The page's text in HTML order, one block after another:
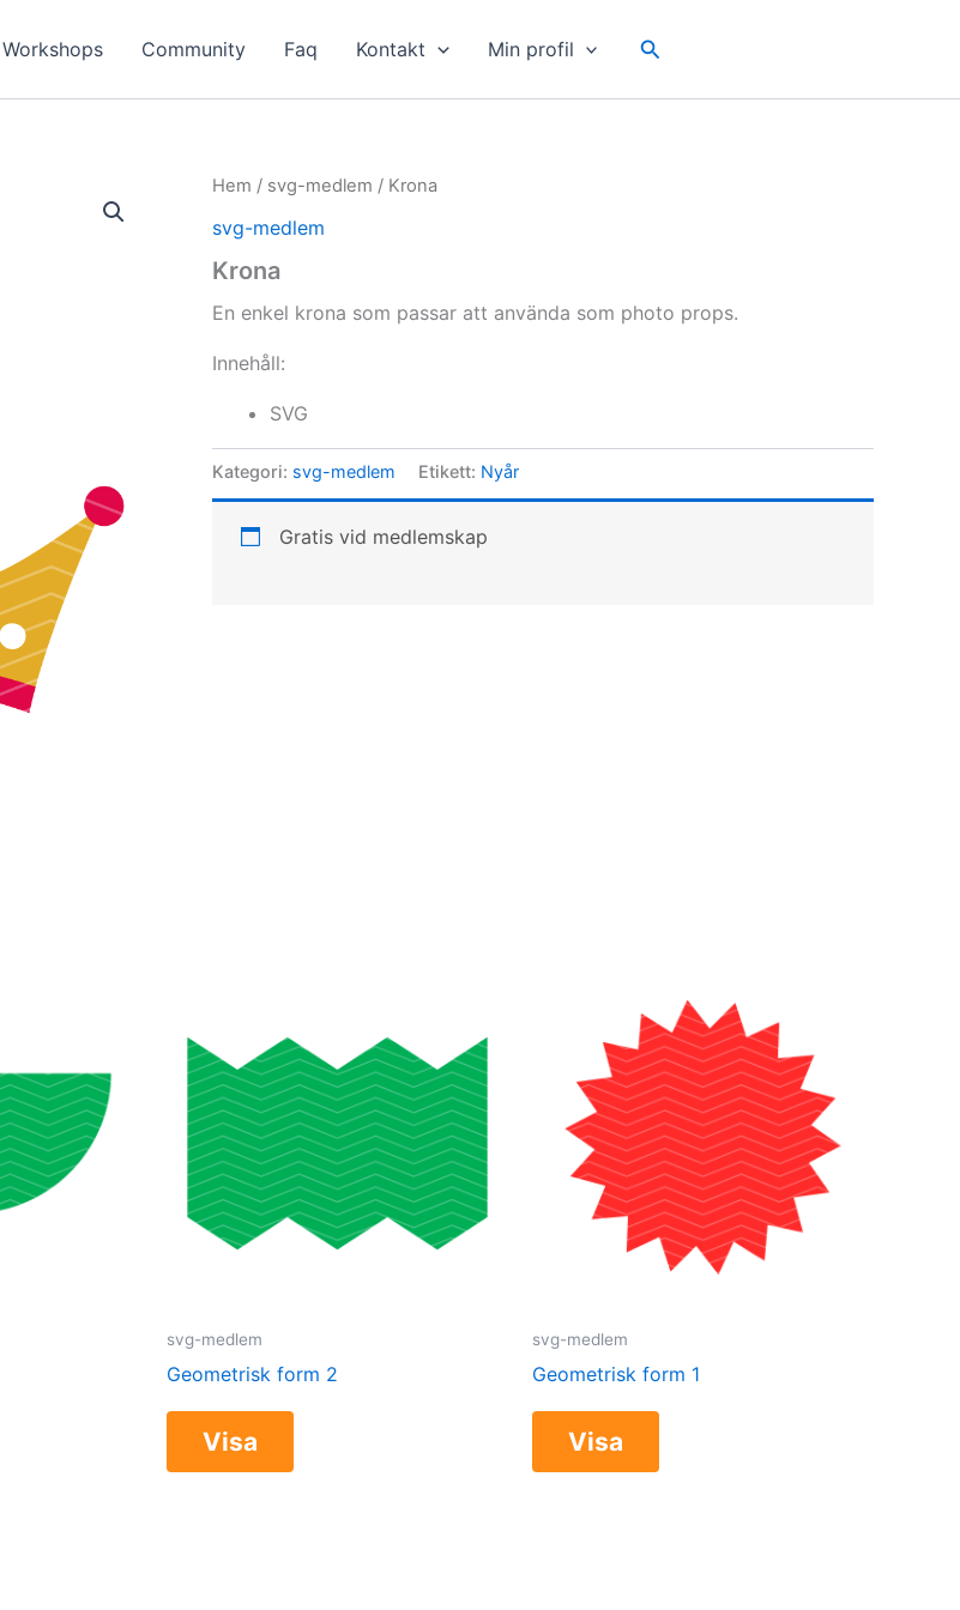
Workshops Community Faq Kontakt Min profil Sök
Hem / svg-medlem / Krona
svg-medlem
Krona
En enkel krona som passar att använda som photo props.
Innehåll:
SVG
Kategori: svg-medlem Etikett: Nyår
Gratis vid medlemskap
svg-medlem
Geometrisk form 2
Visa
svg-medlem
Geometrisk form 1
Visa